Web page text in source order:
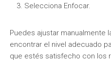
Selecciona Enfocar.
Puedes ajustar manualmente
encontrar el nivel adecuado
que estés satisfecho con los